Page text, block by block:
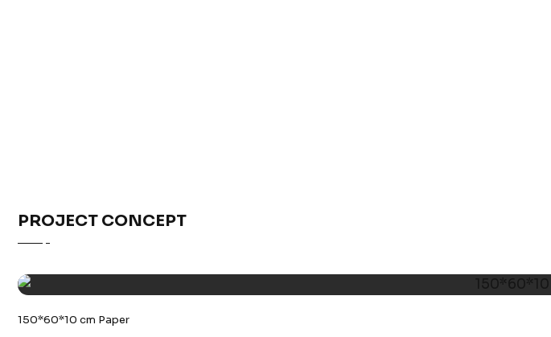
PROJECT CONCEPT
150*60*10 cm Paper